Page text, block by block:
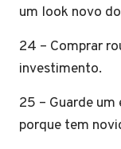
um look novo
24 – Comprar
investimento.
25 – Guarde um
porque tem